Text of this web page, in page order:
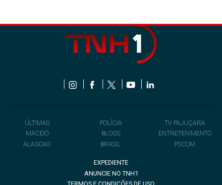
ÚLTIMAS
MACEIÓ
ALAGOAS
POLÍCIA
BLOGS
BRASIL
TV PAJUÇARA
ENTRETENIMENTO
PSCOM
EXPEDIENTE
ANUNCIE NO TNH1